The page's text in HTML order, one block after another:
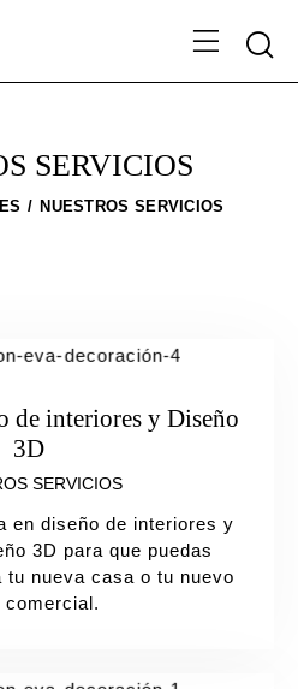
SERVICIOS
NUESTROS SERVICIOS
de interiores y Diseño
3D
SERVICIOS
en diseño de interiores y
3D para que puedas
tu nueva casa o tu nuevo
comercial.